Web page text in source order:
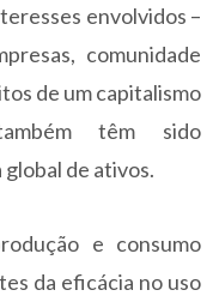
envolvidos –
comunidade
de um capitalismo
têm sido
de ativos.
e consumo
da eficácia no uso